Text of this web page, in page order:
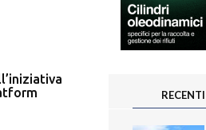
RECENTI